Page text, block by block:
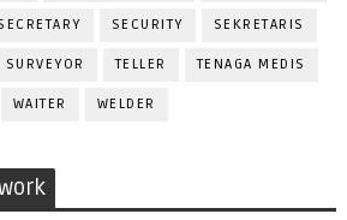
SECURITY SEKRETARIS
SURVEYOR TELLER TENAGA MEDIS
WAITER WELDER